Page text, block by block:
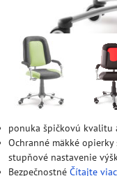
ponuka špičkovú kvalitu
Ochranné mäkké
stupňové nastavenie
Bezpečnostné Čítajte viac